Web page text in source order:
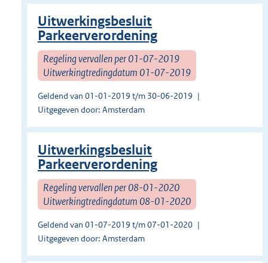
Uitwerkingsbesluit
Parkeerverordening
Regeling vervallen per 01-07-2019
Uitwerkingtredingdatum 01-07-2019
Geldend van 01-01-2019 t/m 30-06-2019
Uitgegeven door: Amsterdam
Uitwerkingsbesluit
Parkeerverordening
Regeling vervallen per 08-01-2020
Uitwerkingtredingdatum 08-01-2020
Geldend van 01-07-2019 t/m 07-01-2020
Uitgegeven door: Amsterdam